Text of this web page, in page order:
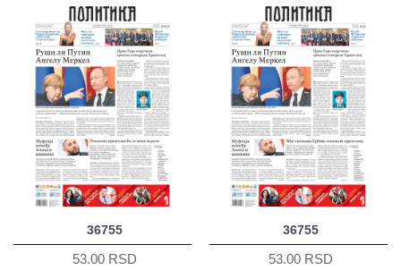
36755
53.00 RSD
36755
53.00 RSD